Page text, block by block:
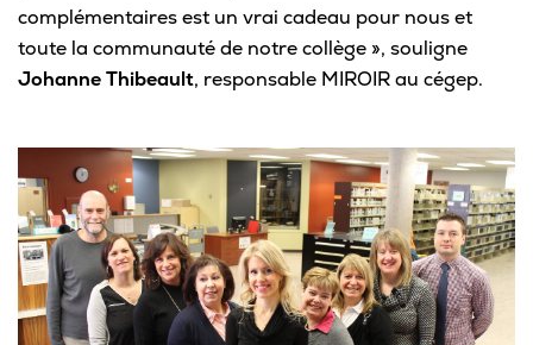
complémentaires est un vrai cadeau pour nous et
toute la communauté de notre collège », souligne
Johanne Thibeault, responsable MIROIR au cégep.